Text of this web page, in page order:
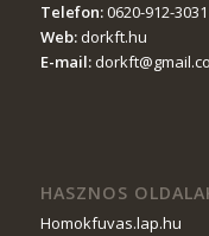
Telefon:0620-912-3031
Web: dorkft.hu
E-mail:
HASZNOS
Homokfuvas.lap.hu